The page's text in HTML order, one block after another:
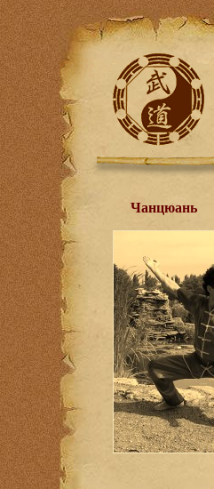
Чанцюань